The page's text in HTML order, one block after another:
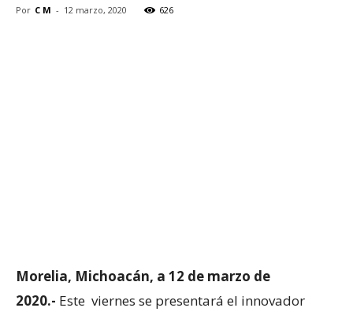
Por C M - 12 marzo, 2020 626
Morelia, Michoacán, a 12 de marzo de
2020.- Este viernes se presentará el innovador